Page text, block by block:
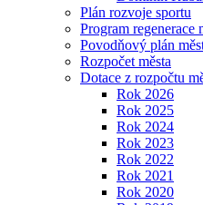
Plán rozvoje sportu
Program regenerace
Povodňový plán
Rozpočet města
Dotace z rozpočtu
Rok 2026
Rok 2025
Rok 2024
Rok 2023
Rok 2022
Rok 2021
Rok 2020